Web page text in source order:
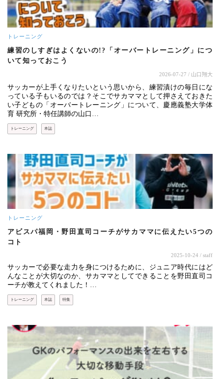
トレーニング
練習のしすぎはよくないの!?「オーバートレーニング」につ
いて知っておこう
2026-07-27 / 山口翔大
サッカーが上手くなりたいという思いから、練習漬けの毎日にな
っている子もいるのでは？そこでサカママとして押さえておきた
い子どもの「オーバートレーニング」について、慶應義塾大学体
育 研究所・特任講師の山口…
トレーニング 本誌
トレーニング
アビスパ福岡・野田直司コーチがサカママに伝えたい5つの
コト
2025-10-24 / staff
サッカーで必要な走力を身につけるために、ジュニア時代にはど
んなことが大切なのか、サカママとしてできることを野田直司コ
ーチが教えてくれました！…
トレーニング 本誌 特集